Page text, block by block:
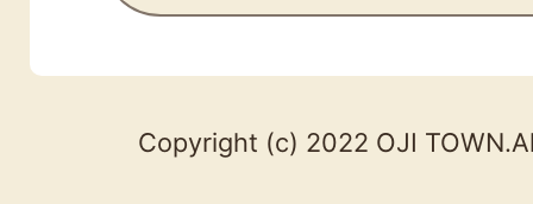
Copyright (c) 2022 OJI